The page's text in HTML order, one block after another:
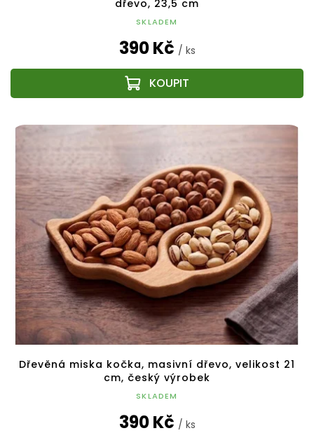
dřevo, 23,5 cm
SKLADEM
390 Kč / ks
Dřevěná miska kočka, masivní dřevo, velikost 21
cm, český výrobek
SKLADEM
390 Kč / ks